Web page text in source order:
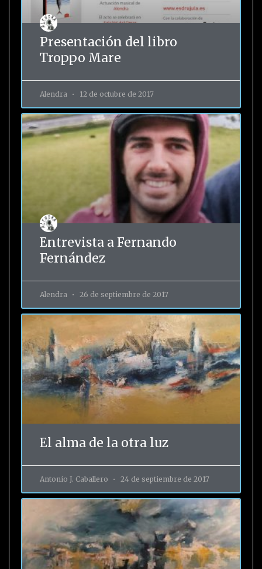
Presentación del libro
Troppo Mare
Alendra 12 de octubre de 2017
Entrevista a Fernando
Fernández
Alendra 26 de septiembre de 2017
El alma de la otra luz
Antonio J. Caballero 24 de septiembre de 2017